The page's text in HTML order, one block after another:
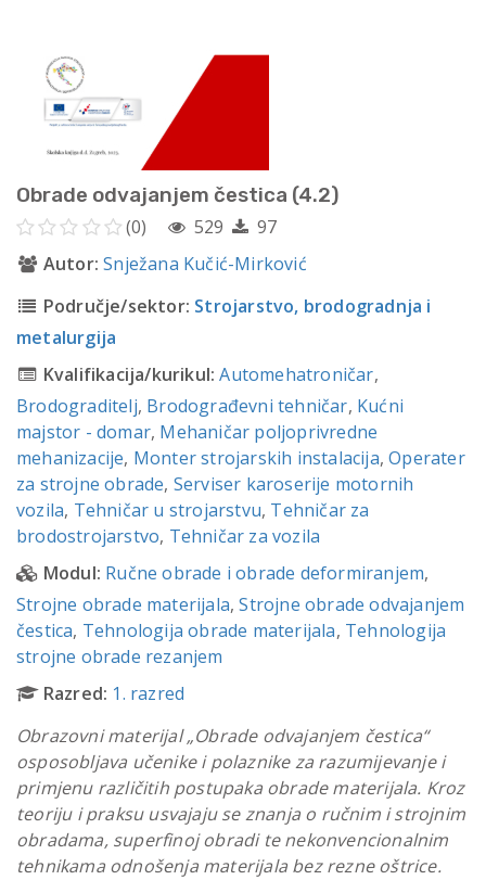
Obrade odvajanjem čestica (4.2)
(0) 529
97
Autor: Snježana Kučić-Mirković
Područje/sektor: Strojarstvo, brodogradnja i
metalurgija
Kvalifikacija/kurikul: Automehatroničar,
Brodograditelj, Brodograđevni tehničar, Kućni
majstor - domar, Mehaničar poljoprivredne
mehanizacije, Monter strojarskih instalacija,Operater
za strojne obrade, Serviser karoserije motornih
vozila, Tehničar u strojarstvu, Tehničar za
brodostrojarstvo, Tehničar za vozila
Modul: Ručne obrade i obrade deformiranjem,
Strojne obrade materijala,Strojne obrade odvajanjem
čestica, Tehnologija obrade materijala, Tehnologija
strojne obrade rezanjem
Razred: 1. razred
Obrazovni materijal „Obrade odvajanjem čestica“
osposobljava učenike i polaznike za razumijevanje i
primjenu različitih postupaka obrade materijala. Kroz
teoriju i praksu usvajaju se znanja o ručnim i strojnim
obradama, superfinoj obradi te nekonvencionalnim
tehnikama odnošenja materijala bez rezne oštrice.